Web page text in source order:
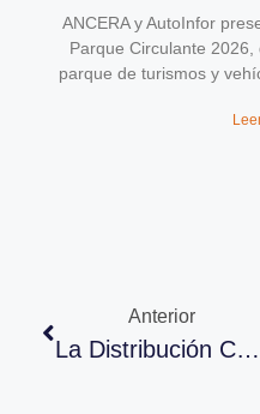
ANCERA y AutoInfor
Parque Circulante
parque de turismos y
Anterior
La Distribución Crece Un 5,6% En 2024